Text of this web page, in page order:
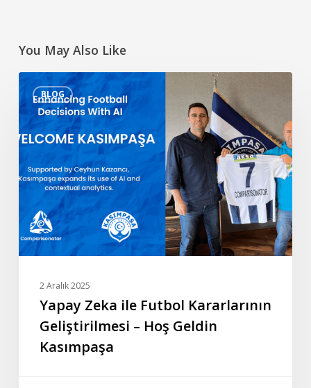
You May Also Like
BLOG
Zeka
ile
Futbol
Kararlarının
Geliştirilmesi
Geldin
Kasımpaşa
2 Aralık 2025
Yapay Zeka ile Futbol Kararlarının
Geliştirilmesi – Hoş Geldin
Kasımpaşa